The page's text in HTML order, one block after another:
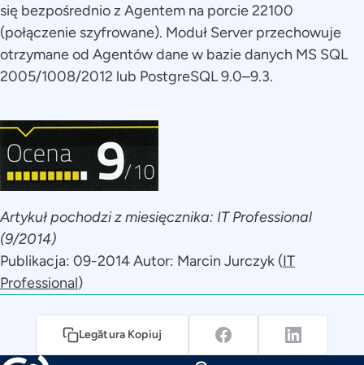
się bezpośrednio z Agentem na porcie 22100
(połączenie szyfrowane). Moduł Server przechowuje
otrzymane od Agentów dane w bazie danych MS SQL
2005/1008/2012 lub PostgreSQL 9.0–9.3.
Artykuł pochodzi z miesięcznika: IT Professional
(9/2014)
Publikacja: 09-2014 Autor: Marcin Jurczyk (IT
Professional)
Legătura Kopiuj